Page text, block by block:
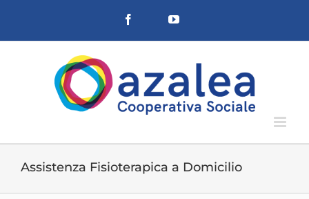
contenuto
Facebook YouTube
Assistenza Fisioterapica a Domicilio